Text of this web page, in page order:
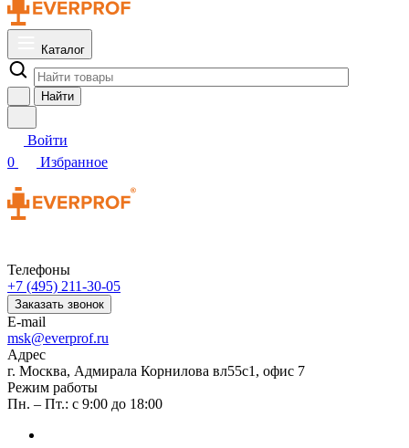
Каталог
Найти
Войти
0
Избранное
Телефоны
+7 (495) 211-30-05
Заказать звонок
E-mail
msk@everprof.ru
Адрес
г. Москва, Адмирала Корнилова вл55с1, офис 7
Режим работы
Пн. – Пт.: с 9:00 до 18:00